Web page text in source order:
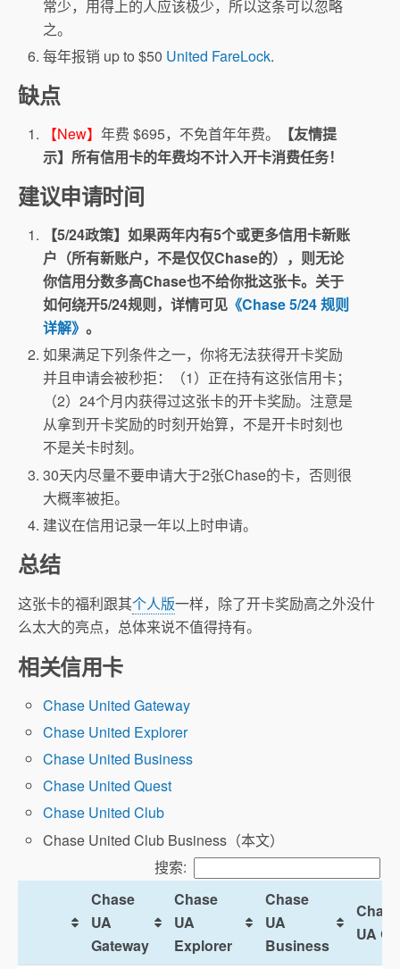
常少，用得上的人应该极少，所以这条可以忽略
之。
每年报销 up to $50 United FareLock.
缺点
【New】年费 $695，不免首年年费。
【友情提
示】所有信用卡的年费均不计入开卡消费任务！
建议申请时间
【5/24政策】如果两年内有5个或更多信用卡新账
户（所有新账户，不是仅仅Chase的），则无论
你信用分数多高Chase也不给你批这张卡。关于
如何绕开5/24规则，详情可见 《Chase 5/24 规则
详解》。
如果满足下列条件之一，你将无法获得开卡奖励
并且申请会被秒拒：（1）正在持有这张信用卡；
（2）24个月内获得过这张卡的开卡奖励。注意是
从拿到开卡奖励的时刻开始算，不是开卡时刻也
不是关卡时刻。
30天内尽量不要申请大于2张Chase的卡，否则很
大概率被拒。
建议在信用记录一年以上时申请。
总结
这张卡的福利跟其个人版一样，除了开卡奖励高之外没什
么太大的亮点，总体来说不值得持有。
相关信用卡
Chase United Gateway
Chase United Explorer
Chase United Business
Chase United Quest
Chase United Club
Chase United Club Business（本文）
搜索:
Chase
UA
Gateway
Chase
UA
Explorer
Chase
UA
Business
Chase
UA